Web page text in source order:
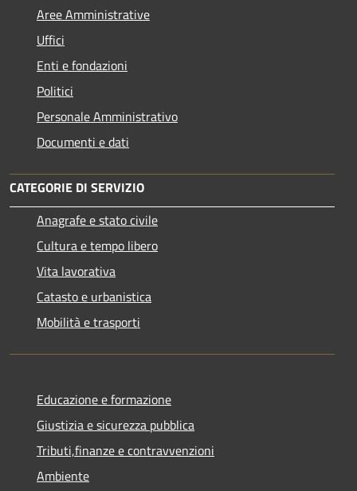
Aree Amministrative
Uffici
Enti e fondazioni
Politici
Personale Amministrativo
Documenti e dati
CATEGORIE DI SERVIZIO
Anagrafe e stato civile
Cultura e tempo libero
Vita lavorativa
Catasto e urbanistica
Mobilità e trasporti
Educazione e formazione
Giustizia e sicurezza pubblica
Tributi,finanze e contravvenzioni
Ambiente